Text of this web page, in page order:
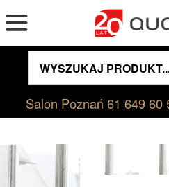
Salon Poznań61 649 60